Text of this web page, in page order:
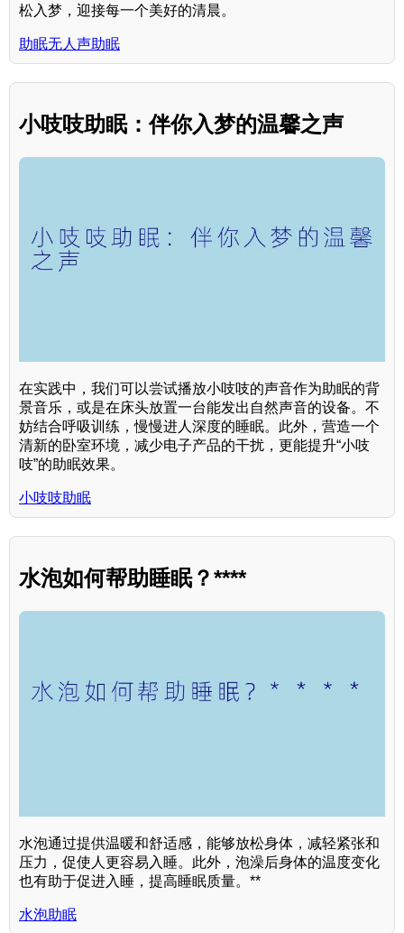
松入梦，迎接每一个美好的清晨。
助眠无人声助眠
小吱吱助眠：伴你入梦的温馨之声
在实践中，我们可以尝试播放小吱吱的声音作为助眠的背
景音乐，或是在床头放置一台能发出自然声音的设备。不
妨结合呼吸训练，慢慢进人深度的睡眠。此外，营造一个
清新的卧室环境，减少电子产品的干扰，更能提升“小吱
吱”的助眠效果。
小吱吱助眠
水泡如何帮助睡眠？****
水泡通过提供温暖和舒适感，能够放松身体，减轻紧张和
压力，促使人更容易入睡。此外，泡澡后身体的温度变化
也有助于促进入睡，提高睡眠质量。**
水泡助眠